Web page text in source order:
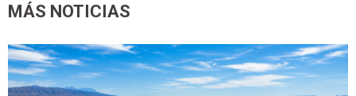
MÁS NOTICIAS